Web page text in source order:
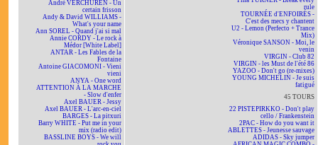
André VERCHUREN - Un
certain frisson
Andy & David WILLIAMS -
What's your name
Ann SOREL - Quand j'ai si mal
Annie CORDY - Le rock à
Médor [White Label]
ANTAR - Les Fables de la
Fontaine
Antoine GIACOMONI - Vieni
vieni
ANYA - One word
ATTENTION À LA MARCHE
- Slow d'enfer
Axel BAUER - Jessy
Axel BAUER - L'arc-en-ciel
BARGES - La pitxuri
Barry WHITE - Put me in your
mix (radio edit)
BASSLINE BOYS - We will
rule
TOURNÉE d'ENFOIRÉS -
C'est des mecs y chantent
U2 - Lemon (Perfecto + Trance
Mix)
Véronique SANSON - Moi, le
venin
VIRGIN - Club 82
VIRGIN - les Must de l'été 86
YAZOO - Don't go (re-mixes)
YOUNG MICHELIN - Je suis
fatigué
45 TOURS
22 PISTEPIRKKO - Don't play
cello / Frankenstein
2PAC - How do you want it
ABLETTES - Jeunesse sauvage
ADIDAS - Sky jumper